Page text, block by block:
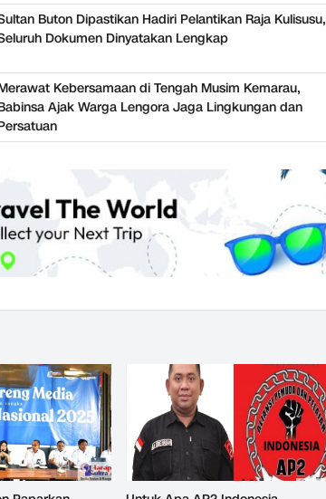
Buton Dipastikan Hadiri Pelantikan Raja Kulisusu,
Dokumen Dinyatakan Lengkap
Kebersamaan di Tengah Musim Kemarau,
Ajak Warga Lengora Jaga Lingkungan dan